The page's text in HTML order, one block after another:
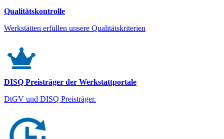
Qualitätskontrolle
Werkstätten erfüllen unsere Qualitätskriterien
DISQ Preisträger der Werkstattportale
DtGV und DISQ Preisträger.